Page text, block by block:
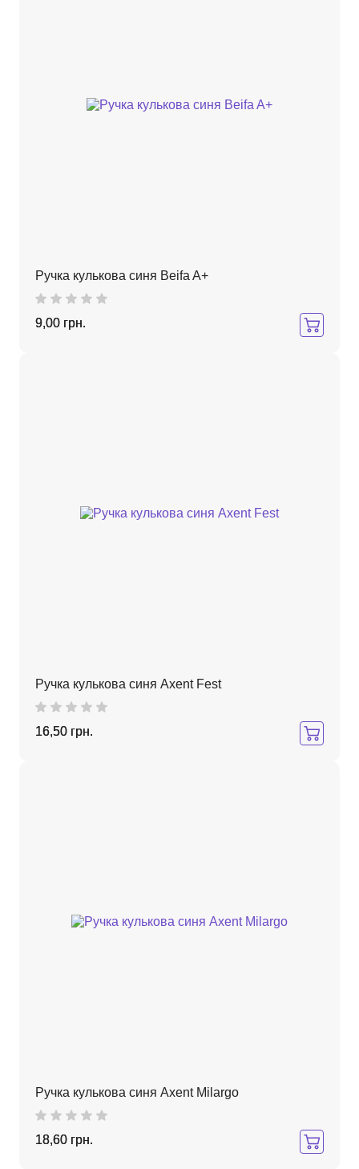
Ручка кулькова синя Beifa A+
9,00 грн.
Ручка кулькова синя Axent Fest
16,50 грн.
Ручка кулькова синя Axent Milargo
18,60 грн.